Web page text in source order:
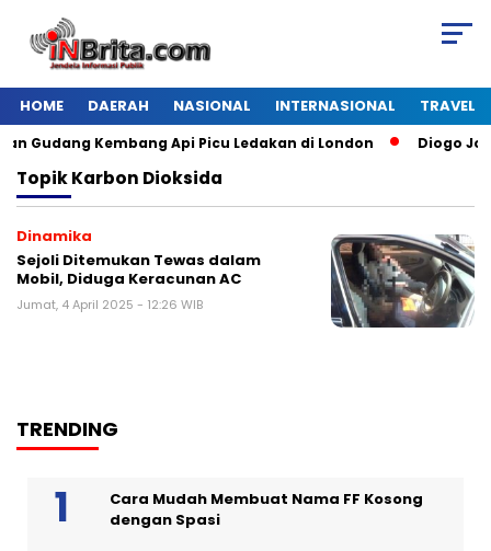
HOME DAERAH NASIONAL INTERNASIONAL TRAVEL
Gudang Kembang Api Picu Ledakan di London Diogo
TopikKarbon Dioksida
Dinamika
Sejoli Ditemukan Tewas dalam
Mobil, Diduga Keracunan AC
Jumat, 4 April 2025 - 12:26 WIB
TRENDING
Cara Mudah Membuat Nama FF Kosong
dengan Spasi